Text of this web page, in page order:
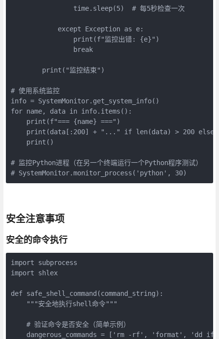
                time.sleep(5)  # 每5秒检查一次
            except Exception as e:
                print(f"监控出错: {e}")
                break
        print("监控结束")
# 使用系统监控
info = SystemMonitor.get_system_info()
for name, data in info.items():
    print(f"=== {name} ===")
print(data[:200] + "..." if len(data) > 200 else
    print()
# 监控Python进程（在另一个终端运行一个Python程序测试）
# SystemMonitor.monitor_process('python', 30)
安全注意事项
安全的命令执行
import subprocess
import shlex
def safe_shell_command(command_string):
    """安全地执行shell命令"""
    # 验证命令是否安全（简单示例）
dangerous_commands = ['rm -rf', 'format', 'dd